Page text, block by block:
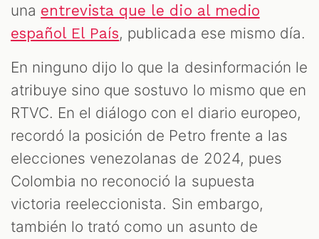
una entrevista que le dio al medio
español El País, publicada ese mismo día.
En ninguno dijo lo que la desinformación le
atribuye sino que sostuvo lo mismo que en
RTVC. En el diálogo con el diario europeo,
recordó la posición de Petro frente a las
elecciones venezolanas de 2024, pues
Colombia no reconoció la supuesta
victoria reeleccionista. Sin embargo,
también lo trató como un asunto de